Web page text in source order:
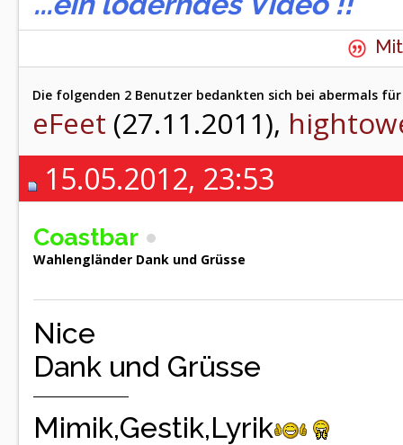
Die folgenden 2 Benutzer bedankten sich bei abermals für
eFeet (27.11.2011),
15.05.2012, 23:53
Coastbar
Wahlengländer Dank und Grüsse
Nice
Dank und Grüsse
Mimik,Gestik,Lyrik